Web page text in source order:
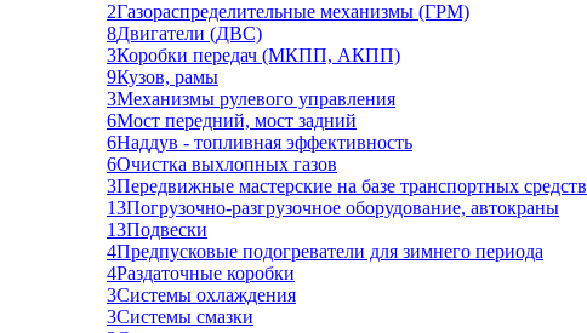
2Газораспределительные механизмы (ГРМ)
8Двигатели (ДВС)
3Коробки передач (МКПП, АКПП)
9Кузов, рамы
3Механизмы рулевого управления
6Мост передний, мост задний
6Наддув - топливная эффективность
6Очистка выхлопных газов
3Передвижные мастерские на базе транспортных средств
13Погрузочно-разгрузочное оборудование, автокраны
13Подвески
4Предпусковые подогреватели для зимнего периода
4Раздаточные коробки
3Системы охлаждения
3Системы смазки